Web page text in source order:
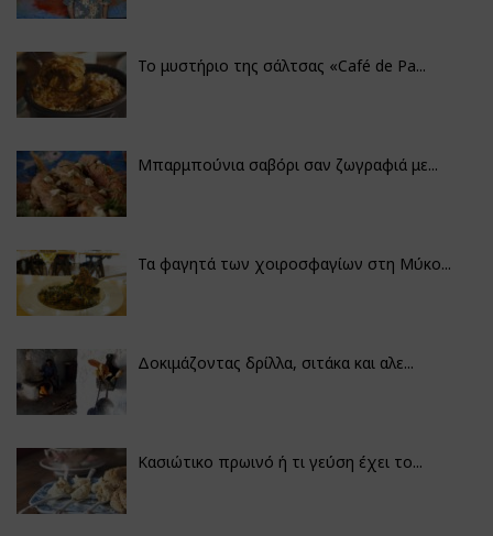
Το μυστήριο της σάλτσας «Café de Pa...
Μπαρμπούνια σαβόρι σαν ζωγραφιά με...
Τα φαγητά των χοιροσφαγίων στη Μύκο...
Δοκιμάζοντας δρίλλα, σιτάκα και αλε...
Κασιώτικο πρωινό ή τι γεύση έχει το...